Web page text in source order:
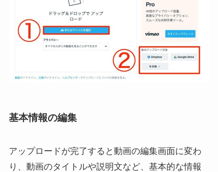
基本情報の編集
アップロードが完了すると動画の編集画面に変わ
り、動画のタイトルや説明文など、基本的な情報